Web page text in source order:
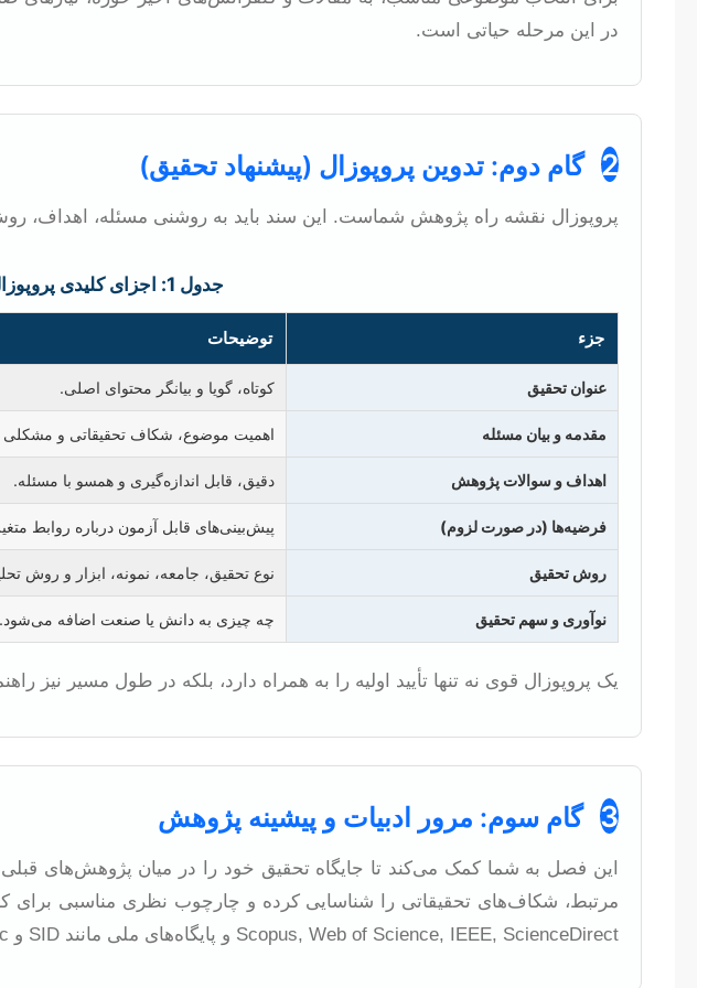
در این مرحله حیاتی است.
2 گام دوم: تدوین پروپوزال (پیشنهاد تحقیق)
پروپوزال نقشه راه پژوهش شماست. این سند باید به روشنی مسئله، اهداف،
جدول 1: اجزای کلیدی پروپوزال پایان نامه
جزء توضیحات
عنوان تحقیق کوتاه، گویا و بیانگر محتوای اصلی.
مقدمه و بیان مسئله اهمیت موضوع، شکاف تحقیقاتی و
اهداف و سوالات پژوهش دقیق، قابل اندازه‌گیری و همسو با مسئله.
فرضیه‌ها (در صورت لزوم) پیش‌بینی‌های قابل آزمون درباره روابط
روش تحقیق نوع تحقیق، جامعه، نمونه، ابزار و روش
نوآوری و سهم تحقیق چه چیزی به دانش یا صنعت اضافه می‌شود.
یک پروپوزال قوی نه تنها تأیید اولیه را به همراه دارد، بلکه در طول مسیر نیز
3 گام سوم: مرور ادبیات و پیشینه پژوهش
این فصل به شما کمک می‌کند تا جایگاه تحقیق خود را در میان پژوهش‌های
مرتبط، شکاف‌های تحقیقاتی را شناسایی کرده و چارچوب نظری مناسبی برای کار
Scopus, Web of Science, IEEE, ScienceDirect و پایگاه‌های ملی مانند SID و IranDoc برای جمع‌آوری منابع ضروری است.